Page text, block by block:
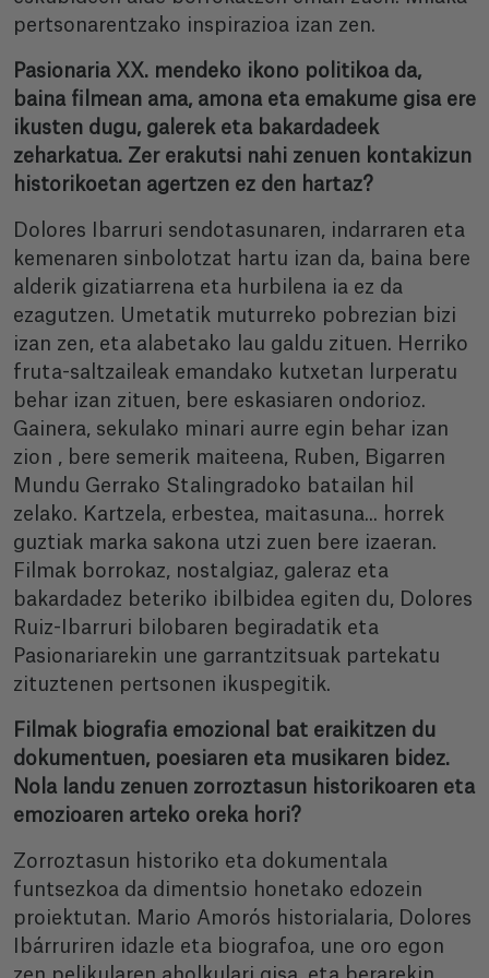
pertsonarentzako inspirazioa izan zen.
Pasionaria XX. mendeko ikono politikoa da,
baina filmean ama, amona eta emakume gisa ere
ikusten dugu, galerek eta bakardadeek
zeharkatua. Zer erakutsi nahi zenuen kontakizun
historikoetan agertzen ez den hartaz?
Dolores Ibarruri sendotasunaren, indarraren eta
kemenaren sinbolotzat hartu izan da, baina bere
alderik gizatiarrena eta hurbilena ia ez da
ezagutzen. Umetatik muturreko pobrezian bizi
izan zen, eta alabetako lau galdu zituen. Herriko
fruta-saltzaileak emandako kutxetan lurperatu
behar izan zituen, bere eskasiaren ondorioz.
Gainera, sekulako minari aurre egin behar izan
zion , bere semerik maiteena, Ruben, Bigarren
Mundu Gerrako Stalingradoko batailan hil
zelako. Kartzela, erbestea, maitasuna... horrek
guztiak marka sakona utzi zuen bere izaeran.
Filmak borrokaz, nostalgiaz, galeraz eta
bakardadez beteriko ibilbidea egiten du, Dolores
Ruiz-Ibarruri bilobaren begiradatik eta
Pasionariarekin une garrantzitsuak partekatu
zituztenen pertsonen ikuspegitik.
Filmak biografia emozional bat eraikitzen du
dokumentuen, poesiaren eta musikaren bidez.
Nola landu zenuen zorroztasun historikoaren eta
emozioaren arteko oreka hori?
Zorroztasun historiko eta dokumentala
funtsezkoa da dimentsio honetako edozein
proiektutan. Mario Amorós historialaria, Dolores
Ibárruriren idazle eta biografoa, une oro egon